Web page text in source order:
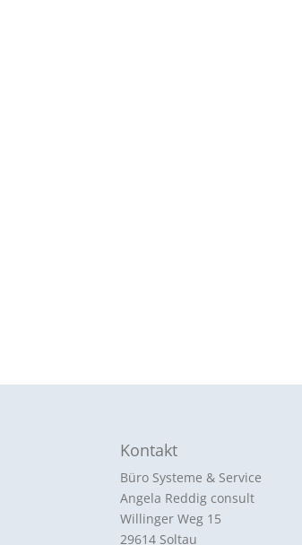
Kontakt
Büro Systeme & Service
Angela Reddig consult
Willinger Weg 15
29614 Soltau